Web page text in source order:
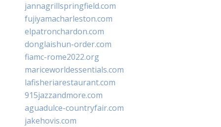
jannagrillspringfield.com
fujiyamacharleston.com
elpatronchardon.com
donglaishun-order.com
fiamc-rome2022.org
mariceworldessentials.com
lafisheriarestaurant.com
915jazzandmore.com
aguadulce-countryfair.com
jakehovis.com